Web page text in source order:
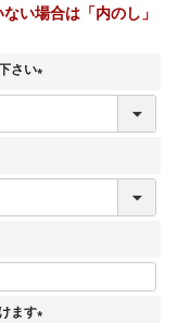
い場合は「内のし」
さい
(
ます